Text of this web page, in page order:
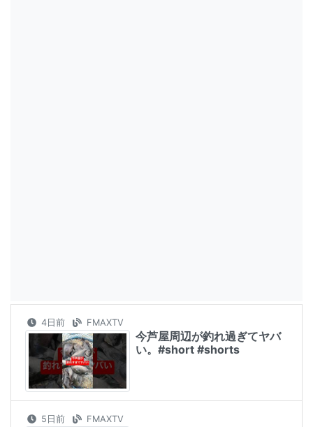
4日前 FMAXTV
今芦屋周辺が釣れ過ぎてヤバ
い。#short #shorts
5日前 FMAXTV